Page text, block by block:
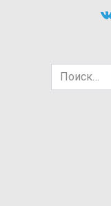
Search
for: